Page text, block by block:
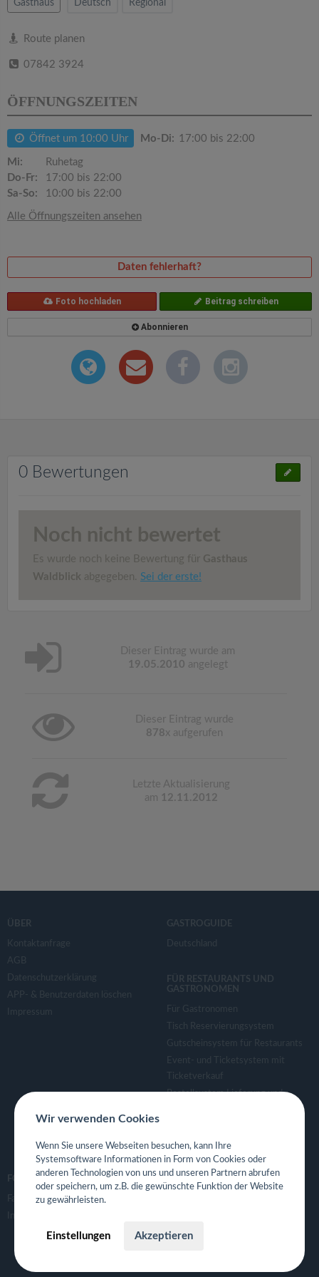
Gasthaus Deutsch Regional
Route planen
07842 3924
ÖFFNUNGSZEITEN
Öffnet um 10:00 Uhr Mo-Di: 17:00 bis 22:00
Mi:
Ruhetag
Do-Fr:
17:00 bis 22:00
Sa-So:
10:00 bis 22:00
Alle Öffnungszeiten ansehen
Daten fehlerhaft?
Foto hochladen Beitrag schreiben
Abonnieren
0 Bewertungen
Noch nicht bewertet
Es wurde noch keine Bewertung für Gasthaus
Waldblick abgegeben. Sei der erste!
Dieser Eintrag wurde am
19.05.2010 angelegt
Dieser Eintrag wurde
878x aufgerufen
Letzte Aktualisierung
am 12.11.2012
ÜBER
Kontaktanfrage
AGB
Datenschutzerklärung
APP- & Benutzerdaten löschen
Impressum
GASTROGUIDE
Deutschland
FÜR RESTAURANTS UND
GASTRONOMEN
Für Gastronomen
Tisch Reservierungsystem
Gutscheinsystem für Restaurants
Event- und Ticketsystem mit
Ticketverkauf
Bestellsystem Lieferung und
Eigene App für Restaurant
FOLGE UNS
Facebook
Instagram
Wir verwenden Cookies
Wenn Sie unsere Webseiten besuchen, kann Ihre
Systemsoftware Informationen in Form von Cookies oder
anderen Technologien von uns und unseren Partnern abrufen
oder speichern, um z.B. die gewünschte Funktion der Website
zu gewährleisten.
Einstellungen Akzeptieren
i
a
i